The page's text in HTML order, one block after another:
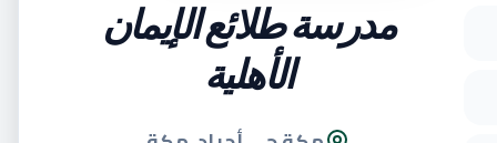
مدرسة طلائع الإيمان
الأهلية